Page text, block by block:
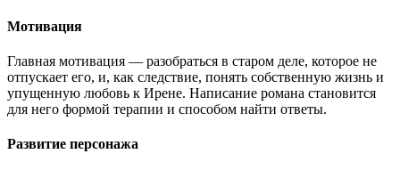
Мотивация
Главная мотивация — разобраться в старом деле, которое не
отпускает его, и, как следствие, понять собственную жизнь и
упущенную любовь к Ирене. Написание романа становится
для него формой терапии и способом найти ответы.
Развитие персонажа